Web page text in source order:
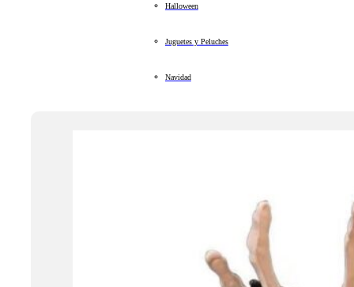
Halloween
Juguetes y Peluches
Navidad